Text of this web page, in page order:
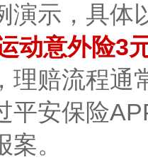
演示，具体
动意外险3
理赔流程通
平安保险
。